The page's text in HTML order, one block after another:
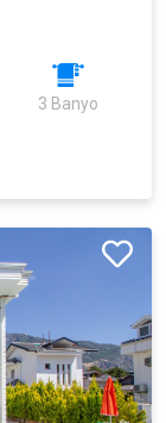
3 Banyo